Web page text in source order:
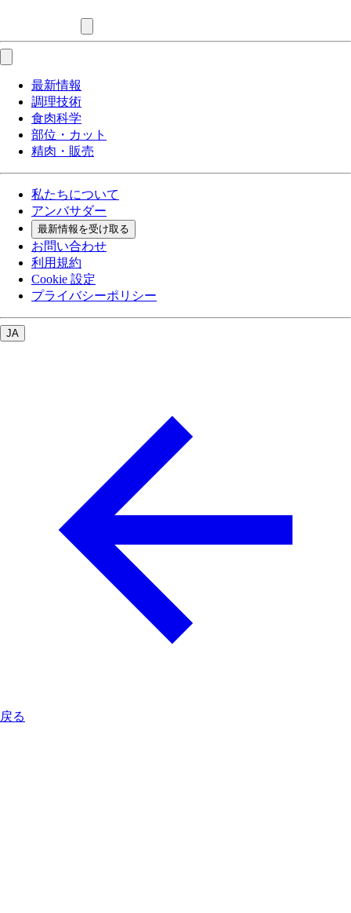
最新情報
調理技術
食肉科学
部位・カット
精肉・販売
私たちについて
アンバサダー
最新情報を受け取る
お問い合わせ
利用規約
Cookie 設定
プライバシーポリシー
JA
戻る